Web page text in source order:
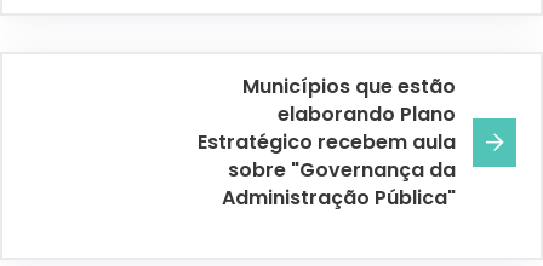
Municípios que estão
elaborando Plano
Estratégico recebem aula
sobre "Governança da
Administração Pública"